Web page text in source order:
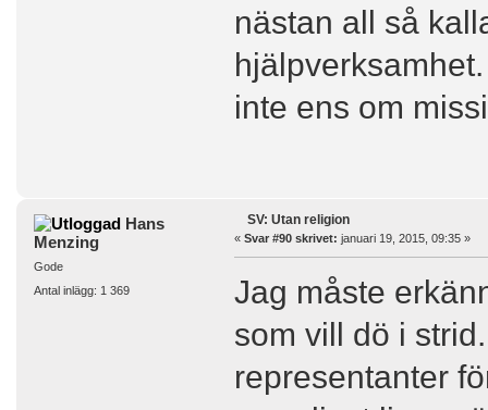
nästan all så
inte ens om
Hans
Menzing
Gode
Antal inlägg: 1 369
SV: Utan religion
« Svar #90 skrivet: januari 19, 2015, 09:35 »
Jag måste
som vill dö i
representanter